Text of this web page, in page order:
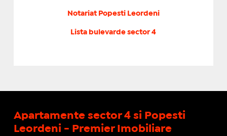
Notariat Popesti Leordeni
Lista bulevarde sector 4
Apartamente sector 4 si Popesti
Leordeni - Premier Imobiliare